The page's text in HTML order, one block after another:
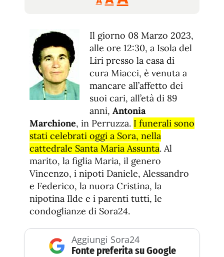
tamaño
de
fuente
de
fuente.
Il giorno 08 Marzo 2023,
alle ore 12:30, a Isola del
Liri presso la casa di
cura Miacci, è venuta a
mancare all’affetto dei
suoi cari, all’età di 89
anni, Antonia
Marchione, in Perruzza. I funerali sono
stati celebrati oggi a Sora, nella
cattedrale Santa Maria Assunta. Al
marito, la figlia Maria, il genero
Vincenzo, i nipoti Daniele, Alessandro
e Federico, la nuora Cristina, la
nipotina Ilde e i parenti tutti, le
condoglianze di Sora24.
Aggiungi Sora24
Fonte preferita su Google